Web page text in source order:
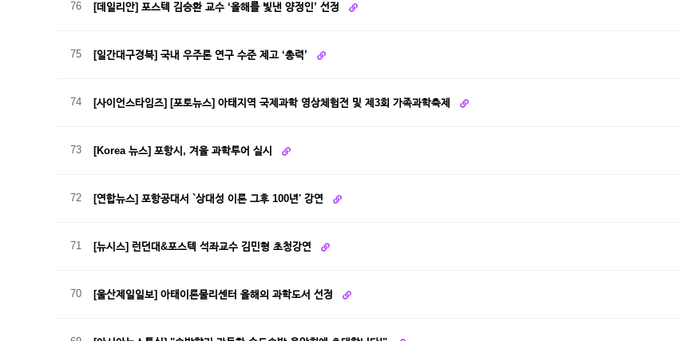
76 [데일리안] 포스텍 김승환 교수 ‘올해를 빛낸 양정인’ 선정
75 [일간대구경북] 국내 우주론 연구 수준 제고 ‘총력’
74 [사이언스타임즈] [포토뉴스] 아태지역 국제과학 영상체험전 및 제3회 가족과학축제
73 [Korea 뉴스] 포항시, 겨울 과학투어 실시
72 [연합뉴스] 포항공대서 `상대성 이론 그후 100년' 강연
71 [뉴시스] 런던대&포스텍 석좌교수 김민형 초청강연
70 [울산제일일보] 아태이론물리센터 올해의 과학도서 선정